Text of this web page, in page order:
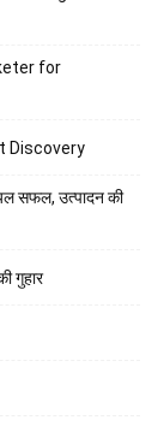
for
Discovery
सफल, उत्पादन की
गुहार